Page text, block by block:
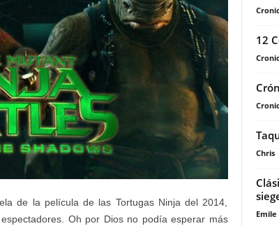
de la película de las Tortugas Ninja del 2014,
Oh por Dios no podía esperar más
12
Chris
Emile